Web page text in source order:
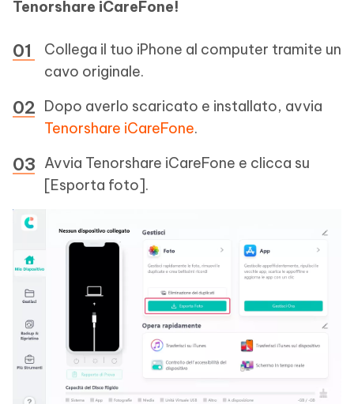
Tenorshare iCareFone!
Collega il tuo iPhone al computer tramite un
cavo originale.
Dopo averlo scaricato e installato, avvia
Tenorshare iCareFone.
Avvia Tenorshare iCareFone e clicca su
[Esporta foto].